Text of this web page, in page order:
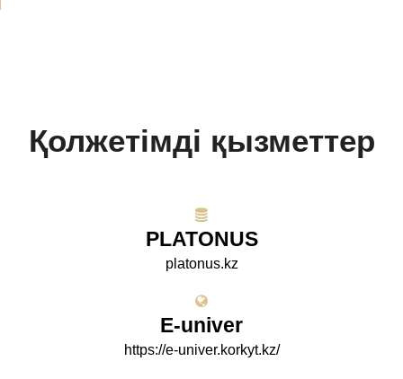
Қолжетімді қызметтер
PLATONUS
platonus.kz
E-univer
https://e-univer.korkyt.kz/